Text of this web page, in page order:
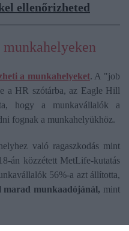
ellenőrizheted
a munkahelyeket. A "job
a HR szótárba, az Eagle Hill
hogy a munkavállalók a
fognak a munkahelyükhöz.
való ragaszkodás mint
án közzétett MetLife-kutatás
56%-a azt állította,
marad munkaadójánál, mint